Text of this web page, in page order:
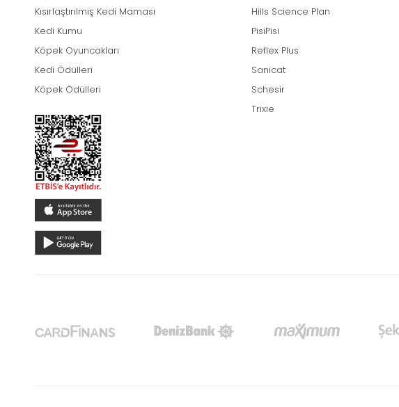
Kısırlaştırılmış Kedi Maması
Kedi Kumu
Köpek Oyuncakları
Kedi Ödülleri
Köpek Ödülleri
Hills Science Plan
PisiPisi
Reflex Plus
Sanicat
Schesir
Trixie